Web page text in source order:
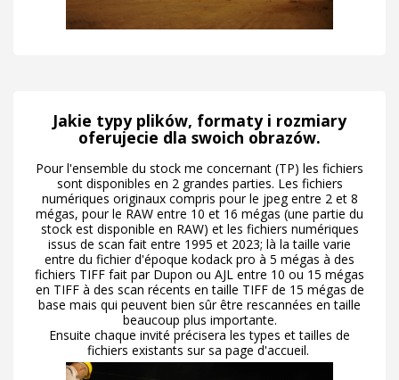
Jakie typy plików, formaty i rozmiary
oferujecie dla swoich obrazów.
Pour l'ensemble du stock me concernant (TP) les fichiers
sont disponibles en 2 grandes parties. Les fichiers
numériques originaux compris pour le jpeg entre 2 et 8
mégas, pour le RAW entre 10 et 16 mégas (une partie du
stock est disponible en RAW) et les fichiers numériques
issus de scan fait entre 1995 et 2023; là la taille varie
entre du fichier d'époque kodack pro à 5 mégas à des
fichiers TIFF fait par Dupon ou AJL entre 10 ou 15 mégas
en TIFF à des scan récents en taille TIFF de 15 mégas de
base mais qui peuvent bien sûr être rescannées en taille
beaucoup plus importante.
Ensuite chaque invité précisera les types et tailles de
fichiers existants sur sa page d'accueil.